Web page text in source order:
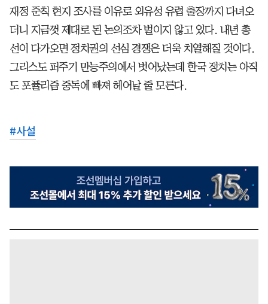
재정 준칙 현지 조사를 이유로 외유성 유럽 출장까지 다녀오
더니 지금껏 제대로 된 논의조차 벌이지 않고 있다. 내년 총
선이 다가오면 정치권의 선심 경쟁은 더욱 치열해질 것이다.
그리스도 퍼주기 만능주의에서 벗어났는데 한국 정치는 아직
도 포퓰리즘 중독에 빠져 헤어날 줄 모른다.
#사설